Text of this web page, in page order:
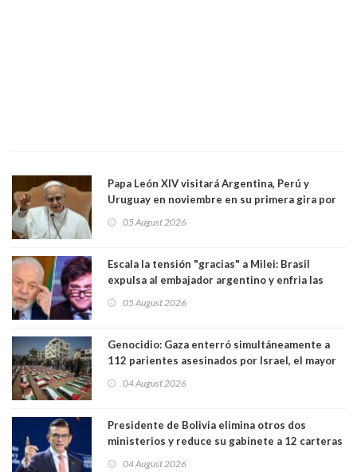
Papa León XIV visitará Argentina, Perú y
Uruguay en noviembre en su primera gira por
05 August 2026
Escala la tensión "gracias" a Milei: Brasil
expulsa al embajador argentino y enfria las
trasandino
05 August 2026
Genocidio: Gaza enterró simultáneamente a
112 parientes asesinados por Israel, el mayor
muertos figuran 44 niños y nueve ancianos
04 August 2026
Presidente de Bolivia elimina otros dos
ministerios y reduce su gabinete a 12 carteras
04 August 2026